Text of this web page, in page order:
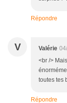
Répondre
V Valérie
<br />
toutes tes
Répondre